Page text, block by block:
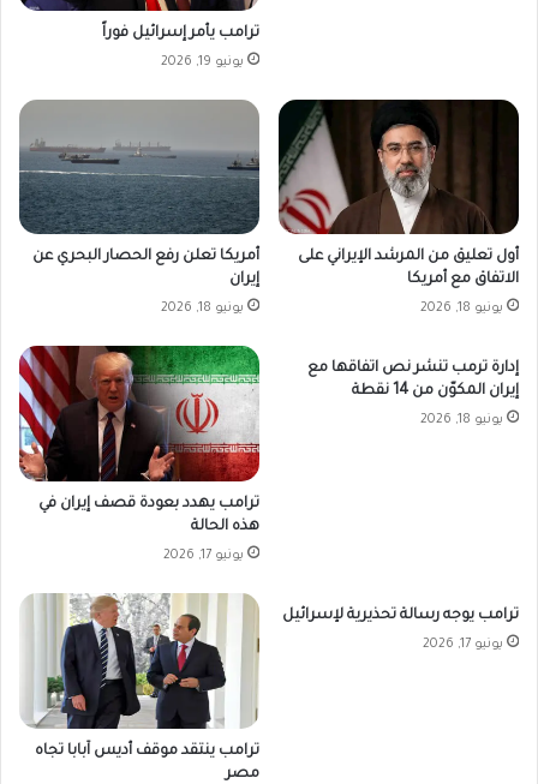
ترامب يأمر إسرائيل فوراً
يونيو 19, 2026
أول تعليق من المرشد الإيراني على
الاتفاق مع أمريكا
يونيو 18, 2026
أمريكا تعلن رفع الحصار البحري عن
إيران
يونيو 18, 2026
إدارة ترمب تنشر نص اتفاقها مع
إيران المكوّن من 14 نقطة
يونيو 18, 2026
ترامب يهدد بعودة قصف إيران في
هذه الحالة
يونيو 17, 2026
ترامب يوجه رسالة تحذيرية لإسرائيل
يونيو 17, 2026
ترامب ينتقد موقف أديس آبابا تجاه
مصر